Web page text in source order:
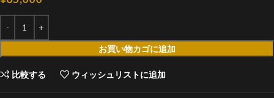
お買い物カゴに追加
比較する ウィッシュリストに追加